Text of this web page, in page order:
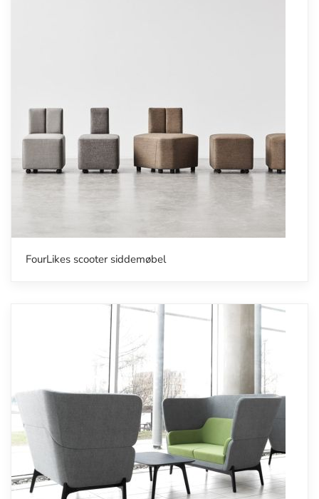
FourLikes scooter siddemøbel